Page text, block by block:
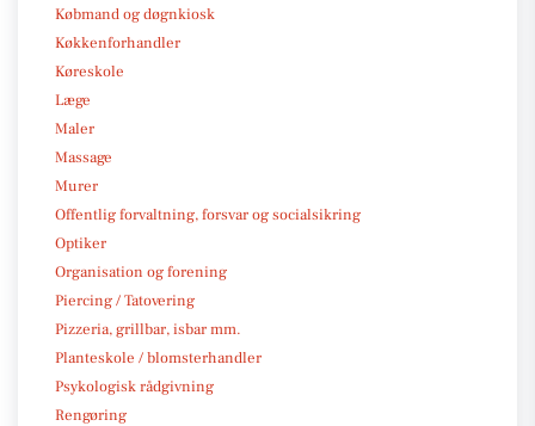
Købmand og døgnkiosk
Køkkenforhandler
Køreskole
Læge
Maler
Massage
Murer
Offentlig forvaltning, forsvar og socialsikring
Optiker
Organisation og forening
Piercing / Tatovering
Pizzeria, grillbar, isbar mm.
Planteskole / blomsterhandler
Psykologisk rådgivning
Rengøring